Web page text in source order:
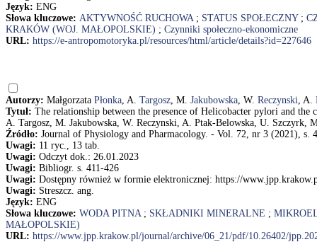
Język: ENG
Słowa kluczowe: AKTYWNOŚĆ RUCHOWA; STATUS SPOŁECZNY;
KRAKÓW (WOJ. MAŁOPOLSKIE) ; Czynniki społeczno-ekonomiczne
URL: https://e-antropomotoryka.pl/resources/html/article/details?id=227646
Autorzy: Małgorzata Płonka, A. Targosz, M. Jakubowska, W. Reczynski, A.
Tytuł: The relationship between the presence of Helicobacter pylori and
A. Targosz, M. Jakubowska, W. Reczynski, A. Ptak-Belowska, U. Szczyrk,
Źródło: Journal of Physiology and Pharmacology. - Vol. 72, nr 3 (2021), s.
Uwagi: 11 ryc., 13 tab.
Uwagi: Odczyt dok.: 26.01.2023
Uwagi: Bibliogr. s. 411-426
Uwagi: Dostępny również w formie elektronicznej: https://
Uwagi: Streszcz. ang.
Język: ENG
Słowa kluczowe: WODA PITNA; SKŁADNIKI MINERALNE ;
MAŁOPOLSKIE)
URL: https://www.jpp.krakow.pl/journal/archive/06_21/pdf/10.26402/